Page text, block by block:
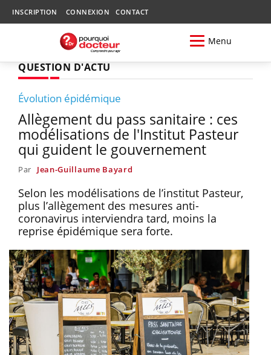
INSCRIPTION CONNEXION CONTACT
Menu
QUESTION D'ACTU
Évolution épidémique
Allègement du pass sanitaire : ces
modélisations de l'Institut Pasteur
qui guident le gouvernement
Par Jean-Guillaume Bayard
Selon les modélisations de l’institut Pasteur,
plus l’allègement des mesures anti-
coronavirus interviendra tard, moins la
reprise épidémique sera forte.